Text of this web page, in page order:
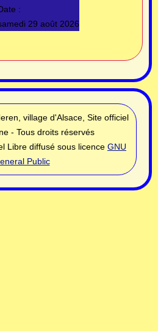
:
29 août 2026
village d'Alsace, Site officiel
- Tous droits réservés
Libre diffusé sous licence GNU
Public